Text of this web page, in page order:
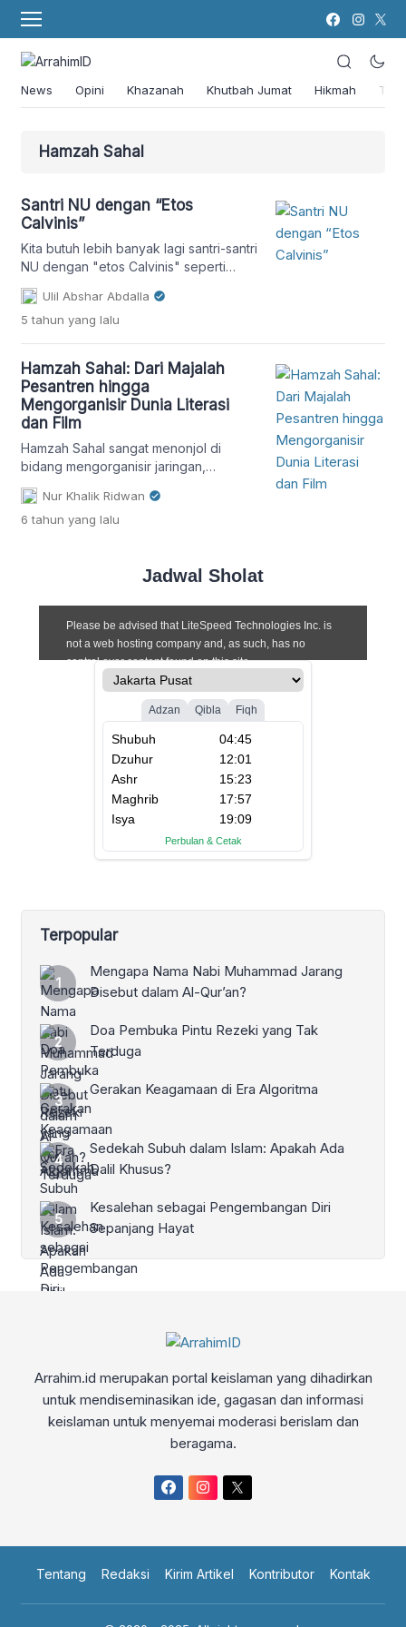
News Opini Khazanah Khutbah Jumat Hikmah
Hamzah Sahal
Santri NU dengan “Etos
Calvinis”
Kita butuh lebih banyak lagi santri-santri
NU dengan "etos Calvinis" seperti
Hamzah Sahal
Ulil Abshar Abdalla
5 tahun yang lalu
Hamzah Sahal: Dari Majalah
Pesantren hingga
Mengorganisir Dunia Literasi
dan Film
Hamzah Sahal sangat menonjol di
bidang mengorganisir jaringan,
terutama melalui Alif.ID., menjalin
hubungan, selain dengan Nahdliyin,
juga dengan sebagian generasi
Nur Khalik Ridwan
6 tahun yang lalu
Jadwal Sholat
Terpopular
Mengapa Nama Nabi Muhammad Jarang
Disebut dalam Al-Qur’an?
Doa Pembuka Pintu Rezeki yang Tak
Terduga
Gerakan Keagamaan di Era Algoritma
Sedekah Subuh dalam Islam: Apakah Ada
Dalil Khusus?
Kesalehan sebagai Pengembangan Diri
Sepanjang Hayat
Arrahim.id merupakan portal keislaman yang dihadirkan
untuk mendiseminasikan ide, gagasan dan informasi
keislaman untuk menyemai moderasi berislam dan
beragama.
Tentang Redaksi Kirim Artikel Kontributor Kontak